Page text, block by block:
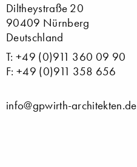
Diltheystraße 20
90409 Nürnberg
Deutschland
T: +49 (0)911 360 09 90
F: +49 (0)911 358 656
info@gpwirth-architekten.de